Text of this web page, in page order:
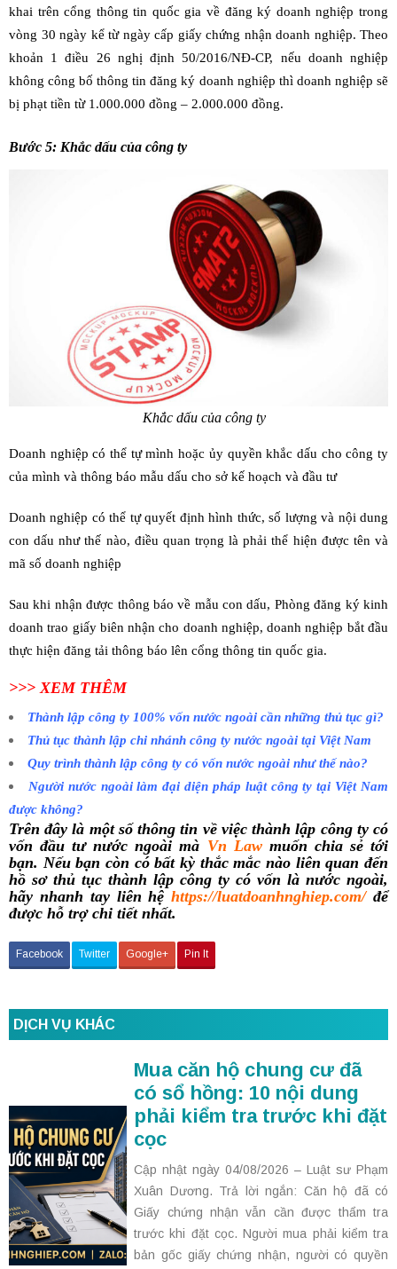
khai trên cổng thông tin quốc gia về đăng ký doanh nghiệp trong
vòng 30 ngày kể từ ngày cấp giấy chứng nhận doanh nghiệp. Theo
khoản 1 điều 26 nghị định 50/2016/NĐ-CP, nếu doanh nghiệp
không công bố thông tin đăng ký doanh nghiệp thì doanh nghiệp sẽ
bị phạt tiền từ 1.000.000 đồng – 2.000.000 đồng.
Bước 5: Khắc dấu của công ty
Khắc dấu của công ty
Doanh nghiệp có thể tự mình hoặc ủy quyền khắc dấu cho công ty
của mình và thông báo mẫu dấu cho sở kế hoạch và đầu tư
Doanh nghiệp có thể tự quyết định hình thức, số lượng và nội dung
con dấu như thế nào, điều quan trọng là phải thể hiện được tên và
mã số doanh nghiệp
Sau khi nhận được thông báo về mẫu con dấu, Phòng đăng ký kinh
doanh trao giấy biên nhận cho doanh nghiệp, doanh nghiệp bắt đầu
thực hiện đăng tải thông báo lên cổng thông tin quốc gia.
>>> XEM THÊM
Thành lập công ty 100% vốn nước ngoài cần những thủ tục gì?
Thủ tục thành lập chi nhánh công ty nước ngoài tại Việt Nam
Quy trình thành lập công ty có vốn nước ngoài như thế nào?
Người nước ngoài làm đại diện pháp luật công ty tại Việt Nam
được không?
Trên đây là một số thông tin về việc thành lập công ty có
vốn đầu tư nước ngoài mà Vn Lawmuốn chia sẻ tới
bạn. Nếu bạn còn có bất kỳ thắc mắc nào liên quan đến
hồ sơ thủ tục thành lập công ty có vốn là nước ngoài,
hãy nhanh tay liên hệ https://luatdoanhnghiep.com/ để
được hỗ trợ chi tiết nhất.
Facebook Twitter Google+ Pin It
DỊCH VỤ KHÁC
Mua căn hộ chung cư đã
có sổ hồng: 10 nội dung
phải kiểm tra trước khi đặt
cọc
Cập nhật ngày 04/08/2026 – Luật sư Phạm
Xuân Dương. Trả lời ngắn: Căn hộ đã có
Giấy chứng nhận vẫn cần được thẩm tra
trước khi đặt cọc. Người mua phải kiểm tra
bản gốc giấy chứng nhận, người có quyền